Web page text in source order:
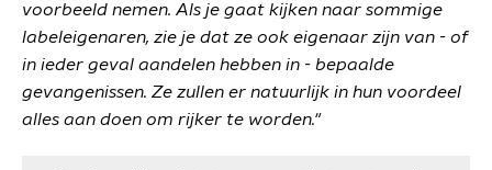
voorbeeld nemen. Als je gaat kijken naar sommige
labeleigenaren, zie je dat ze ook eigenaar zijn van - of
in ieder geval aandelen hebben in - bepaalde
gevangenissen. Ze zullen er natuurlijk in hun voordeel
alles aan doen om rijker te worden."